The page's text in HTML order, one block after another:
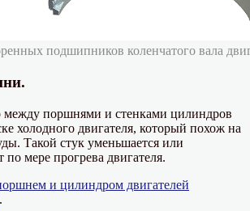
подшипников коленчатого вала
между поршнями и стенками цилиндров
холодного двигателя, который похож на
Такой стук уменьшается или
по мере прогрева двигателя.
и цилиндром двигателей
.